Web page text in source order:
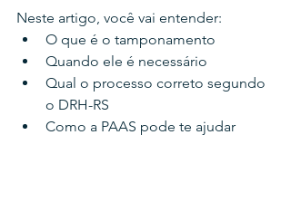
Neste artigo, você vai entender:
O que é o tamponamento
Quando ele é necessário
Qual o processo correto segundo
o DRH-RS
Como a PAAS pode te ajudar